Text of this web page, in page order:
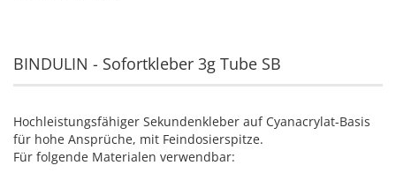
BINDULIN - Sofortkleber 3g Tube SB
Hochleistungsfähiger Sekundenkleber auf Cyanacrylat-Basis
für hohe Ansprüche, mit Feindosierspitze.
Für folgende Materialen verwendbar: